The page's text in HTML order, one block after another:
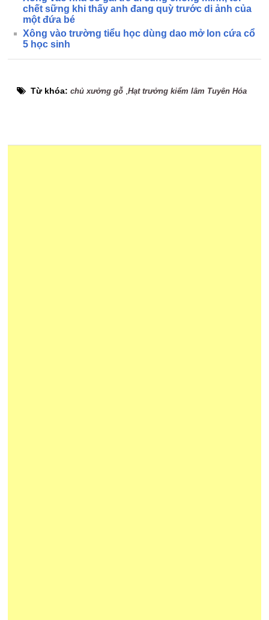
chết sững khi thấy anh đang quỳ trước di ảnh của
một đứa bé
Xông vào trường tiểu học dùng dao mở lon cứa cổ
5 học sinh
Từ khóa:chủ xưởng gỗ ,Hạt trưởng kiểm lâm Tuyên Hóa